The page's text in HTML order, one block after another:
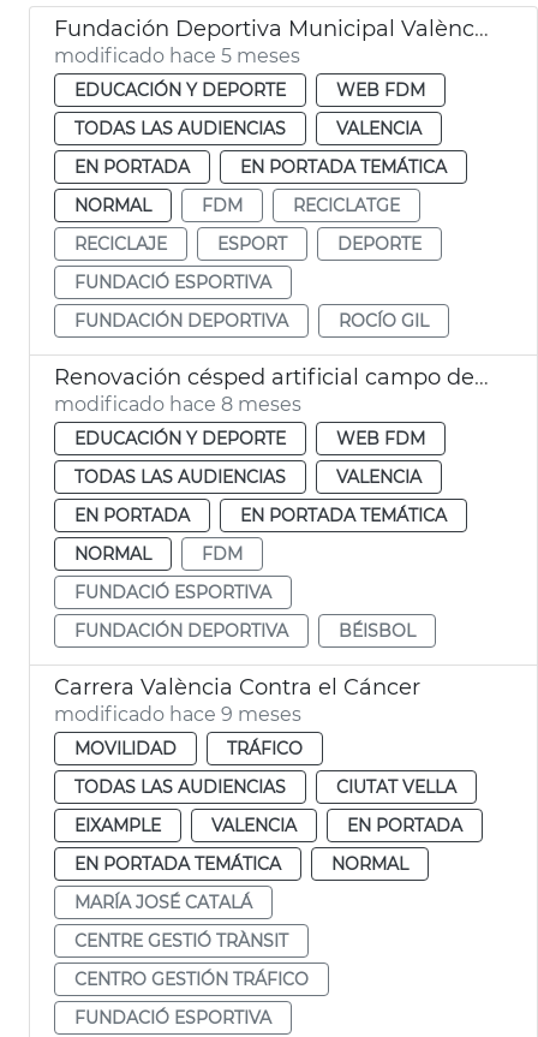
Fundación Deportiva Municipal València participa en recogida tapones para reciclaje
modificado hace 5 meses
EDUCACIÓN Y DEPORTE
WEB FDM
TODAS LAS AUDIENCIAS
VALENCIA
EN PORTADA
EN PORTADA TEMÁTICA
NORMAL
FDM
RECICLATGE
RECICLAJE
ESPORT
DEPORTE
FUNDACIÓ ESPORTIVA
FUNDACIÓN DEPORTIVA
ROCÍO GIL
Renovación césped artificial campo de beisbol Jardín del Túria València
modificado hace 8 meses
EDUCACIÓN Y DEPORTE
WEB FDM
TODAS LAS AUDIENCIAS
VALENCIA
EN PORTADA
EN PORTADA TEMÁTICA
NORMAL
FDM
FUNDACIÓ ESPORTIVA
FUNDACIÓN DEPORTIVA
BÉISBOL
Carrera València Contra el Cáncer
modificado hace 9 meses
MOVILIDAD
TRÁFICO
TODAS LAS AUDIENCIAS
CIUTAT VELLA
EIXAMPLE
VALENCIA
EN PORTADA
EN PORTADA TEMÁTICA
NORMAL
MARÍA JOSÉ CATALÁ
CENTRE GESTIÓ TRÀNSIT
CENTRO GESTIÓN TRÁFICO
FUNDACIÓ ESPORTIVA